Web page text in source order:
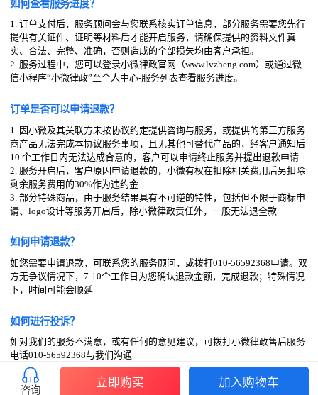
咨询
立即购买 加入购物车
如何查看服务进度？
1. 订单支付后，服务顾问会与您联系核实订单信息，部分服务需要您先行
提供有关证件、证明等材料后才能开启服务，请确保提供的资料文件真
实、合法、完整、准确，否则造成的全部损失均由客户承担。
2. 服务过程中，您可以登录小微律政官网（www.lvzheng.com）或通过微
信小程序“小微律政”至个人中心-服务列表查看服务进度。
订单是否可以申请退款？
1. 因小微及其关联方未按协议约定提供咨询与服务，或提供的第三方服务
商产品无法完成本协议服务事项，且无其他可替代产品的，经客户通知后
10 个工作日内无法达成合意的，客户可以申请终止服务并提出退款申请
2. 服务开启后，客户原因申请退款的，小微有权在扣除相关费用后另扣除
剩余服务费用的30%作为违约金
3. 部分特殊商品，由于服务结果具有不可逆的特性，包括但不限于商标申
请、logo设计等服务开启后，除小微律政责任外，一般无法退全款
如何申请退款？
如您需要申请退款，可联系您的服务顾问，或拨打010-56592368申请。双
方无争议情况下，7-10个工作日为您确认退款金额，完成退款；特殊情况
下，时间可能会顺延
如何进行投诉？
如对我们的服务不满意，或有任何的意见建议，可拨打小微律政售后服务
电话010-56592368与我们沟通